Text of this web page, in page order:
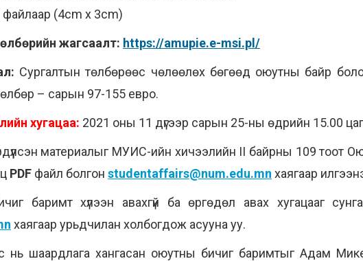
файлаар (4cm x 3cm)
жагсаалт: https://amupie.e-msi.pl/
Сургалтын төлбөрөөс чөлөөлөх бөгөөд оюутны байр
– сарын 97-155 евро.
хугацаа: 2021 оны 11 дүгээр сарын 25-ны өдрийн 15.00 цаг
материалыг МУИС-ийн хичээлийн II байрны 109 тоот
PDF файл болгон studentaffairs@num.edu.mn хаягаар
баримт хүлээн авахгүй ба өргөдөл авах хугацааг
хаягаар урьдчилан холбогдож асууна уу.
нь шаардлага хангасан оюутны бичиг баримтыг Адам